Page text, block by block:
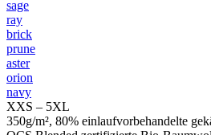
sage
ray
brick
prune
aster
orion
navy
XXS – 5XL
350g/m², 80% einlaufvorbehandelte